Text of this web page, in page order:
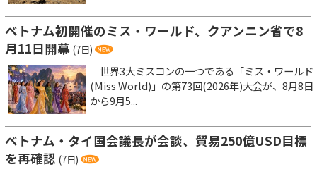
ベトナム初開催のミス・ワールド、クアンニン省で8
月11日開幕 (7日)
世界3大ミスコンの一つである「ミス・ワールド
(Miss World)」の第73回(2026年)大会が、8月8日
から9月5...
ベトナム・タイ国会議長が会談、貿易250億USD目標
を再確認 (7日)